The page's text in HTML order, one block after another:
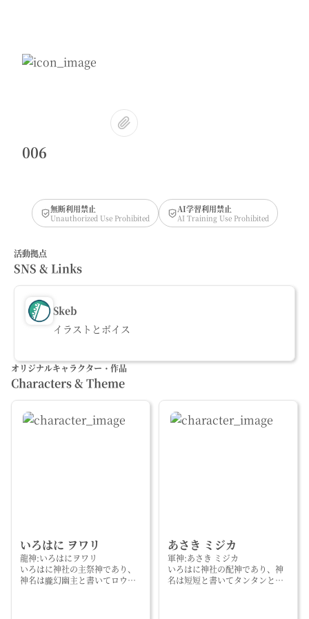
006
無断利用禁止
Unauthorized Use Prohibited
AI学習利用禁止
AI Training Use Prohibited
活動拠点
SNS & Links
Skeb
イラストとボイス
オリジナルキャラクター・作品
Characters & Theme
いろはに ヲワリ
龍神:いろはにヲワリ
いろはに神社の主祭神であり、
神名は朧幻幽主と書いてロウゲ
あさき ミジカ
軍神:あさき ミジカ
いろはに神社の配神であり、神
名は短短と書いてタンタンとい